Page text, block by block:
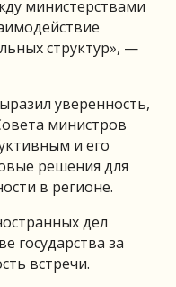
министерствами
структур», —
уверенность,
министров
и его
решения для
в регионе.
дел
государства за
встречи.